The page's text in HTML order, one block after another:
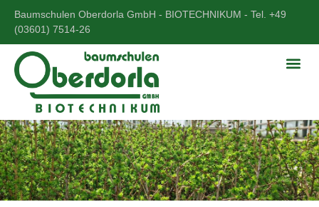
Baumschulen Oberdorla GmbH - BIOTECHNIKUM - Tel. +49
(03601) 7514-26